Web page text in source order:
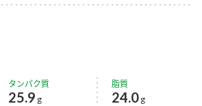
タンパク質
25.9 g
脂質
24.0 g